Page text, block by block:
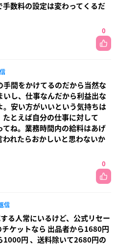
手数料の設定は変わってくるだ
0
間をかけてるのだから当然な
いし、仕事なんだから利益出な
。安い方がいいという気持ちは
とえば自分の仕事に対して
てね。業務時間内の給料はあげ
れたらおかしいと思わないか
0
信
る人常にいるけど、公式リセー
ケットなら 出品者から1680円
1000円 、送料除いて2680円の